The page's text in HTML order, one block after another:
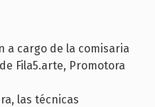
a cargo de la comisaria
Fila5.arte, Promotora
las técnicas